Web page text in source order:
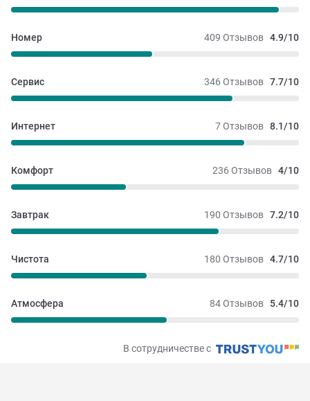
409 Отзывов 4.9/10
Номер
346 Отзывов 7.7/10
Сервис
7 Отзывов 8.1/10
Интернет
236 Отзывов 4/10
Комфорт
190 Отзывов 7.2/10
Завтрак
180 Отзывов 4.7/10
Чистота
84 Отзывов 5.4/10
Атмосфера
В сотрудничестве с